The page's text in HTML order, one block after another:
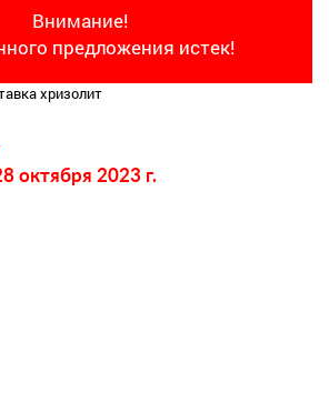
Внимание!
предложения истек!
хризолит
октября 2023 г.